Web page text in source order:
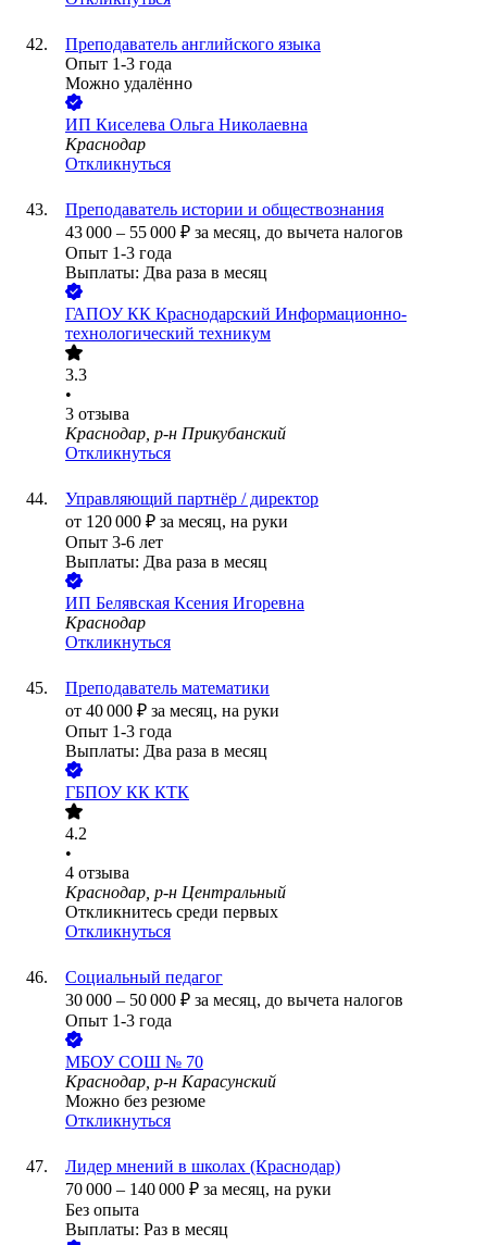
Преподаватель английского языка
Опыт 1-3 года
Можно удалённо
ИП Киселева Ольга Николаевна
Краснодар
Откликнуться
Преподаватель истории и обществознания
43 000 – 55 000 ₽ за месяц, до вычета налогов
Опыт 1-3 года
Выплаты: Два раза в месяц
ГАПОУ КК Краснодарский Информационно-
технологический техникум
3.3
•
3 отзыва
Краснодар, р-н Прикубанский
Откликнуться
Управляющий партнёр / директор
от 120 000 ₽ за месяц, на руки
Опыт 3-6 лет
Выплаты: Два раза в месяц
ИП Белявская Ксения Игоревна
Краснодар
Откликнуться
Преподаватель математики
от 40 000 ₽ за месяц, на руки
Опыт 1-3 года
Выплаты: Два раза в месяц
ГБПОУ КК КТК
4.2
•
4 отзыва
Краснодар, р-н Центральный
Откликнитесь среди первых
Откликнуться
Социальный педагог
30 000 – 50 000 ₽ за месяц, до вычета налогов
Опыт 1-3 года
МБОУ СОШ № 70
Краснодар, р-н Карасунский
Можно без резюме
Откликнуться
Лидер мнений в школах (Краснодар)
70 000 – 140 000 ₽ за месяц, на руки
Без опыта
Выплаты: Раз в месяц